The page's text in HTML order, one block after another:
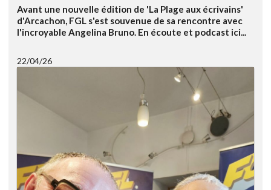
Avant une nouvelle édition de 'La Plage aux écrivains'
d'Arcachon, FGL s'est souvenue de sa rencontre avec
l'incroyable Angelina Bruno. En écoute et podcast ici...
22/04/26